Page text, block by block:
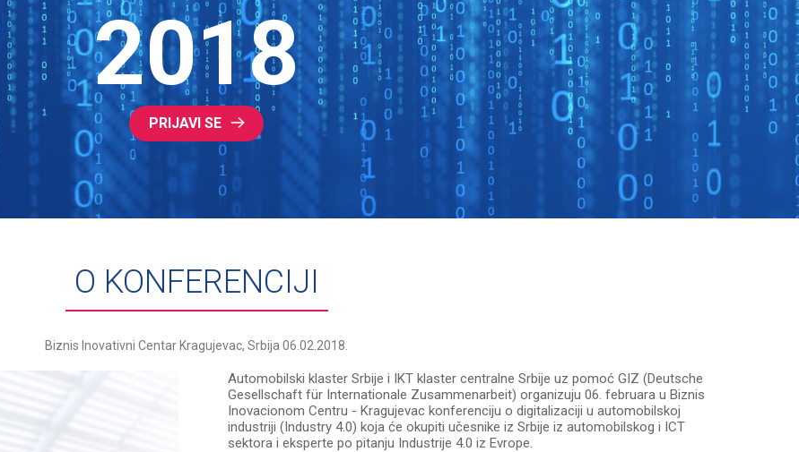
2018
PRIJAVI SE
O KONFERENCIJI
Biznis Inovativni Centar Kragujevac, Srbija 06.02.2018.
Automobilski klaster Srbije i IKT klaster centralne Srbije uz pomoć GIZ (Deutsche
Gesellschaft für Internationale Zusammenarbeit) organizuju 06. februara u Biznis
Inovacionom Centru - Kragujevac konferenciju o digitalizaciji u automobilskoj
industriji (Industry 4.0) koja će okupiti učesnike iz Srbije iz automobilskog i ICT
sektora i eksperte po pitanju Industrije 4.0 iz Evrope.